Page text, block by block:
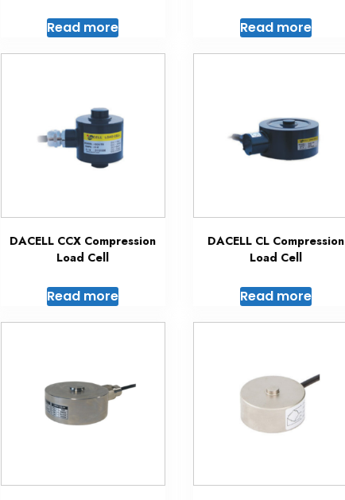
Read more Read more
DACELL CCX Compression
Load Cell
Read more
DACELL CL Compression
Load Cell
Read more